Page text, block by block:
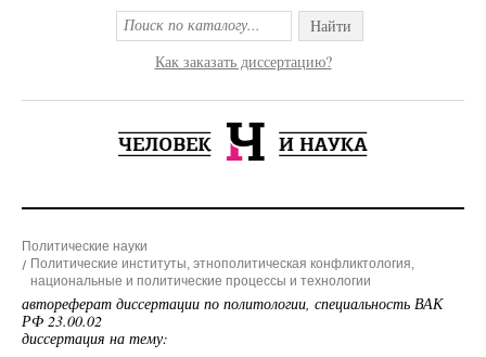
Найти
Как заказать диссертацию?
Политические науки
Политические институты, этнополитическая конфликтология,
национальные и политические процессы и технологии
автореферат диссертации по политологии, специальность ВАК
РФ 23.00.02
диссертация на тему: